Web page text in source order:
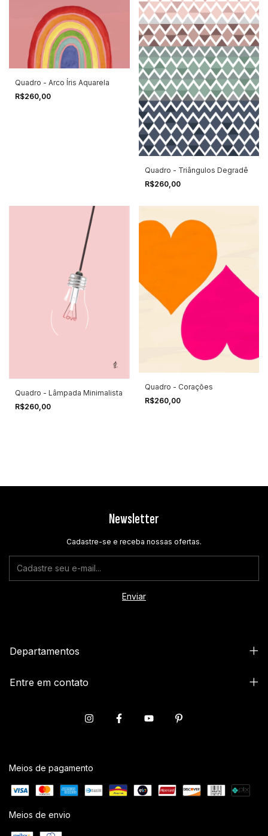
Quadro - Arco Íris Aquarela
R$260,00
Quadro - Triângulos Degradê
R$260,00
Quadro - Lâmpada Minimalista
R$260,00
Quadro - Corações
R$260,00
Newsletter
Cadastre-se e receba nossas ofertas.
Departamentos
Entre em contato
Meios de pagamento
Meios de envio